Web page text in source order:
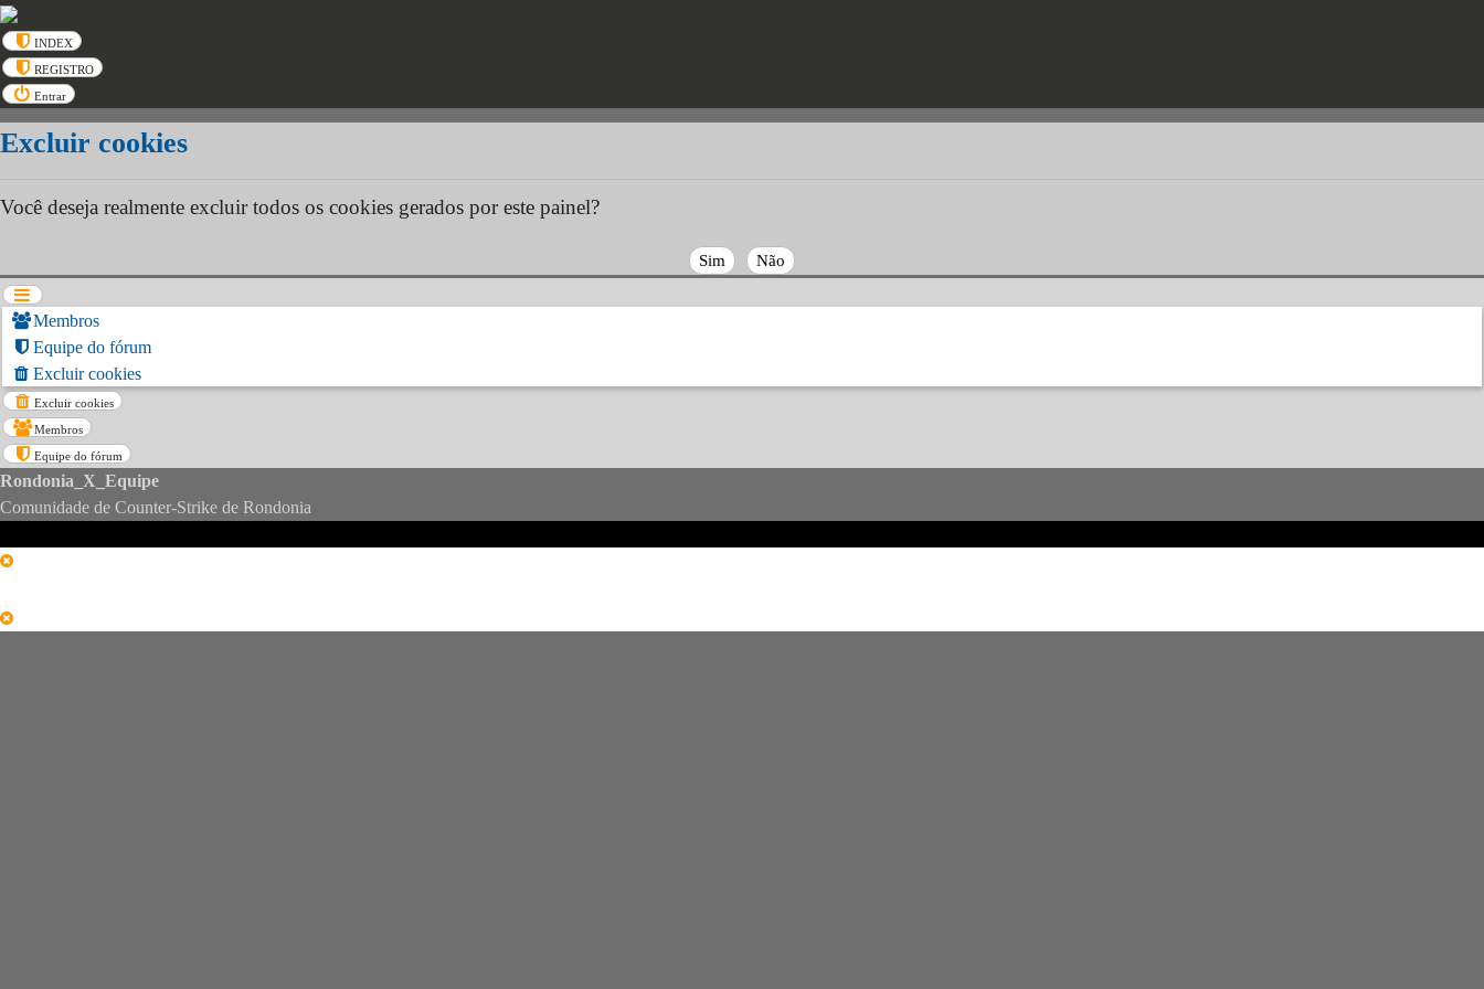
INDEX
REGISTRO
Entrar
Excluir cookies
Você deseja realmente excluir todos os cookies gerados por este painel?
Membros
Equipe do fórum
Excluir cookies
Excluir cookies
Membros
Equipe do fórum
Rondonia_X_Equipe
Comunidade de Counter-Strike de Rondonia